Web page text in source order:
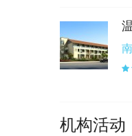
机构活动